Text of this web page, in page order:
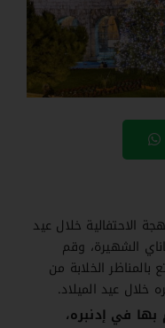
الاحتفالية خلال عيد
الشهيرة، وقم
الخلابة من
خلال عيد الميلاد.
في إدنبره،